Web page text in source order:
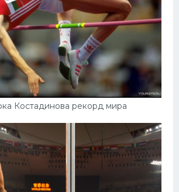
Костадинова рекорд мира